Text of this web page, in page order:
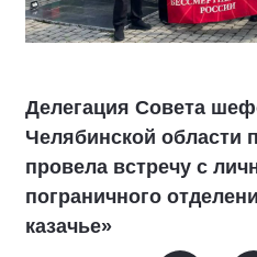
Делегация Совета
Челябинской области
провела встречу с
пограничного
казачье»